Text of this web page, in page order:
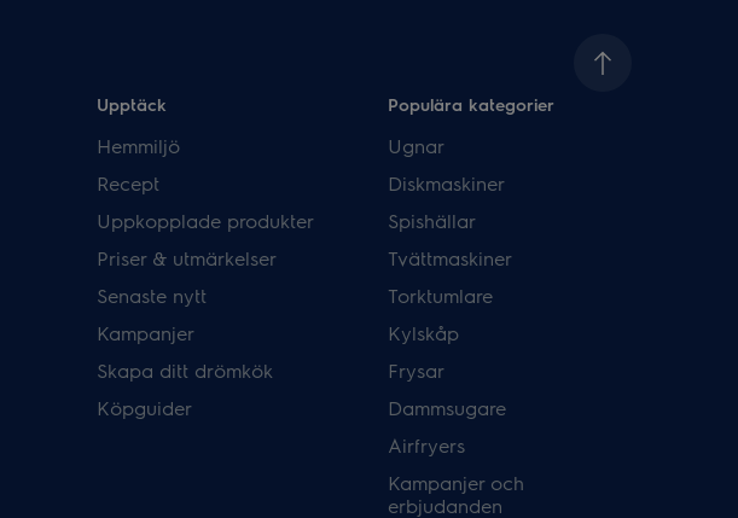
Upptäck
Hemmiljö
Recept
Uppkopplade produkter
Priser & utmärkelser
Senaste nytt
Kampanjer
Skapa ditt drömkök
Köpguider
Populära kategorier
Ugnar
Diskmaskiner
Spishällar
Tvättmaskiner
Torktumlare
Kylskåp
Frysar
Dammsugare
Airfryers
Kampanjer och
erbjudanden